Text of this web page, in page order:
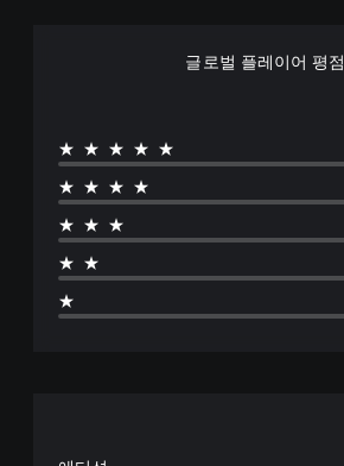
글로벌 플레이어 평점
★★★★★
★★★★
★★★
★★
★